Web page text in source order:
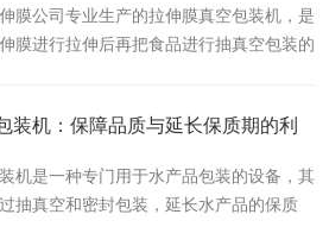
膜公司专业生产的拉伸膜真空包装机，是
膜进行拉伸后再把食品进行抽真空包装的
仅需一键启动，设备即开始运行，运行速
用高强度铝镁合金结构一次成型制作，经
、龙门铣精加工而成。相对于钢材结构,
装机：保障品质与延长保质期的利
机是一种专门用于水产品包装的设备，其
抽真空和密封包装，延长水产品的保质